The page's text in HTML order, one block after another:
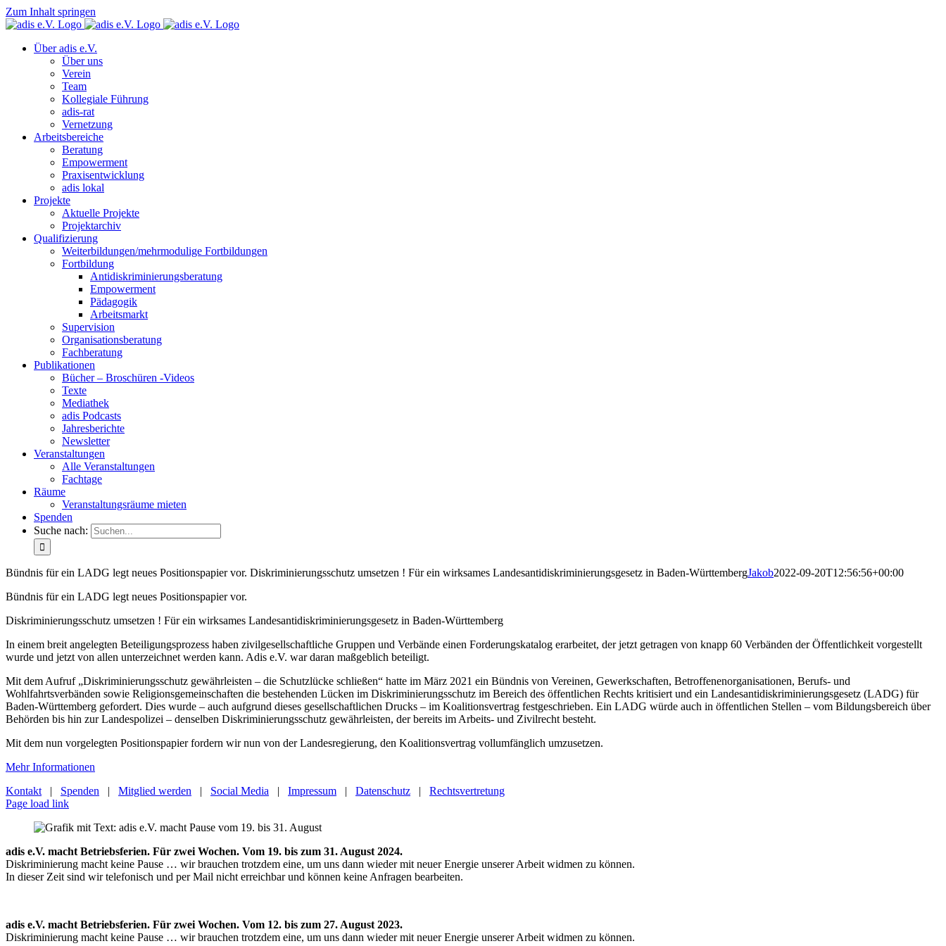
Zum Inhalt springen
Über adis e.V.
Über uns
Verein
Team
Kollegiale Führung
adis-rat
Vernetzung
Arbeitsbereiche
Beratung
Empowerment
Praxisentwicklung
adis lokal
Projekte
Aktuelle Projekte
Projektarchiv
Qualifizierung
Weiterbildungen/mehrmodulige Fortbildungen
Fortbildung
Antidiskriminierungsberatung
Empowerment
Pädagogik
Arbeitsmarkt
Supervision
Organisationsberatung
Fachberatung
Publikationen
Bücher – Broschüren -Videos
Texte
Mediathek
adis Podcasts
Jahresberichte
Newsletter
Veranstaltungen
Alle Veranstaltungen
Fachtage
Räume
Veranstaltungsräume mieten
Spenden
Suche nach:
Bündnis für ein LADG legt neues Positionspapier vor. Diskriminierungsschutz umsetzen ! Für ein wirksames Landesantidiskriminierungsgesetz in Baden-WürttembergJakob2022-09-20T12:56:56+00:00
Bündnis für ein LADG legt neues Positionspapier vor.
Diskriminierungsschutz umsetzen ! Für ein wirksames Landesantidiskriminierungsgesetz in Baden-Württemberg
In einem breit angelegten Beteiligungsprozess haben zivilgesellschaftliche Gruppen und Verbände einen Forderungskatalog erarbeitet, der jetzt getragen von knapp 60 Verbänden der Öffentlichkeit vorgestellt
wurde und jetzt von allen unterzeichnet werden kann. Adis e.V. war daran maßgeblich beteiligt.
Mit dem Aufruf „Diskriminierungsschutz gewährleisten – die Schutzlücke schließen“ hatte im März 2021 ein Bündnis von Vereinen, Gewerkschaften, Betroffenenorganisationen, Berufs- und
Wohlfahrtsverbänden sowie Religionsgemeinschaften die bestehenden Lücken im Diskriminierungsschutz im Bereich des öffentlichen Rechts kritisiert und ein Landesantidiskriminierungsgesetz (LADG) für
Baden-Württemberg gefordert. Dies wurde – auch aufgrund dieses gesellschaftlichen Drucks – im Koalitionsvertrag festgeschrieben. Ein LADG würde auch in öffentlichen Stellen – vom Bildungsbereich über
Behörden bis hin zur Landespolizei – denselben Diskriminierungsschutz gewährleisten, der bereits im Arbeits- und Zivilrecht besteht.
Mit dem nun vorgelegten Positionspapier fordern wir nun von der Landesregierung, den Koalitionsvertrag vollumfänglich umzusetzen.
Mehr Informationen
Kontakt | Spenden | Mitglied werden | Social Media | Impressum | Datenschutz | Rechtsvertretung
Page load link
adis e.V. macht Betriebsferien. Für zwei Wochen. Vom 19. bis zum 31. August 2024.
Diskriminierung macht keine Pause … wir brauchen trotzdem eine, um uns dann wieder mit neuer Energie unserer Arbeit widmen zu können.
In dieser Zeit sind wir telefonisch und per Mail nicht erreichbar und können keine Anfragen bearbeiten.
adis e.V. macht Betriebsferien. Für zwei Wochen. Vom 12. bis zum 27. August 2023.
Diskriminierung macht keine Pause … wir brauchen trotzdem eine, um uns dann wieder mit neuer Energie unserer Arbeit widmen zu können.